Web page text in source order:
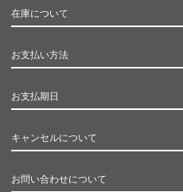
在庫について
お支払い方法
お支払期日
キャンセルについて
お問い合わせについて